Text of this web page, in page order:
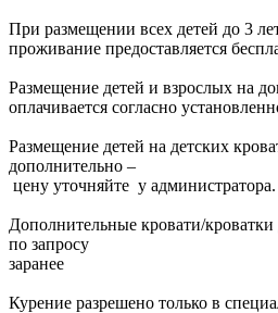
При размещении всех детей до 3
проживание предоставляется
Размещение детей и взрослых на
оплачивается согласно
Размещение детей на детских
дополнительно –
цену уточняйте у администратора.
Дополнительные кровати/кроватки
по запросу
заранее
Курение разрешено только в